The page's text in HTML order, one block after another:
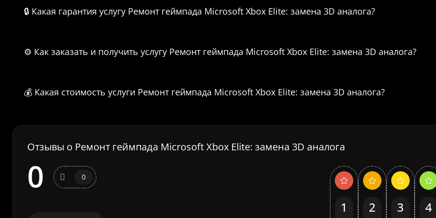
🔒 Какая гарантия услугу Ремонт геймпада Microsoft Xbox Elite: замена 3D аналога?
⚙️ Как заказать и получить услугу Ремонт геймпада Microsoft Xbox Elite: замена 3D аналога?
💰 Какая стоимость услуги Ремонт геймпада Microsoft Xbox Elite: замена 3D аналога?
Отзывы о Ремонт геймпада Microsoft Xbox Elite: замена 3D аналога
0 0
1 2 3 4